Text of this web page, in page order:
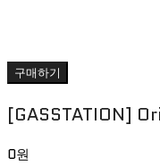
구매하기
[GASSTATION]
0원